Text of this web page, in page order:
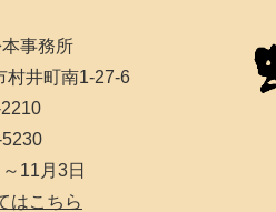
事務所
村井町南1-27-6
11月3日
はこちら